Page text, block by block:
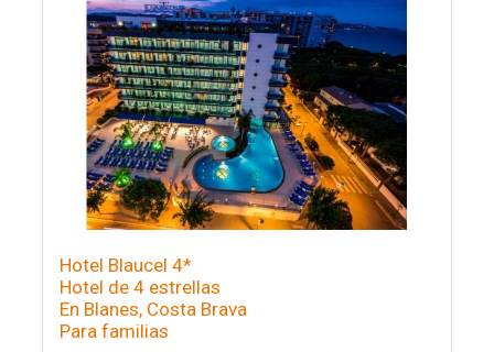
Hotel Blaucel 4*
Hotel de 4 estrellas
En Blanes, Costa Brava
Para familias